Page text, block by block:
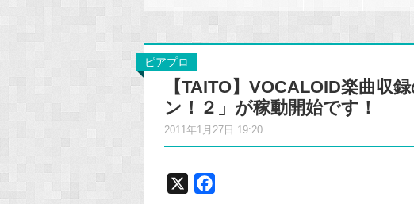
ピアプロ
【TAITO】VOCALOID楽曲収
ン！２」が稼動開始です！
2011年1月27日 19:20